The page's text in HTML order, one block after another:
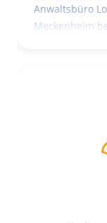
Anwaltsbüro
Meckenheim